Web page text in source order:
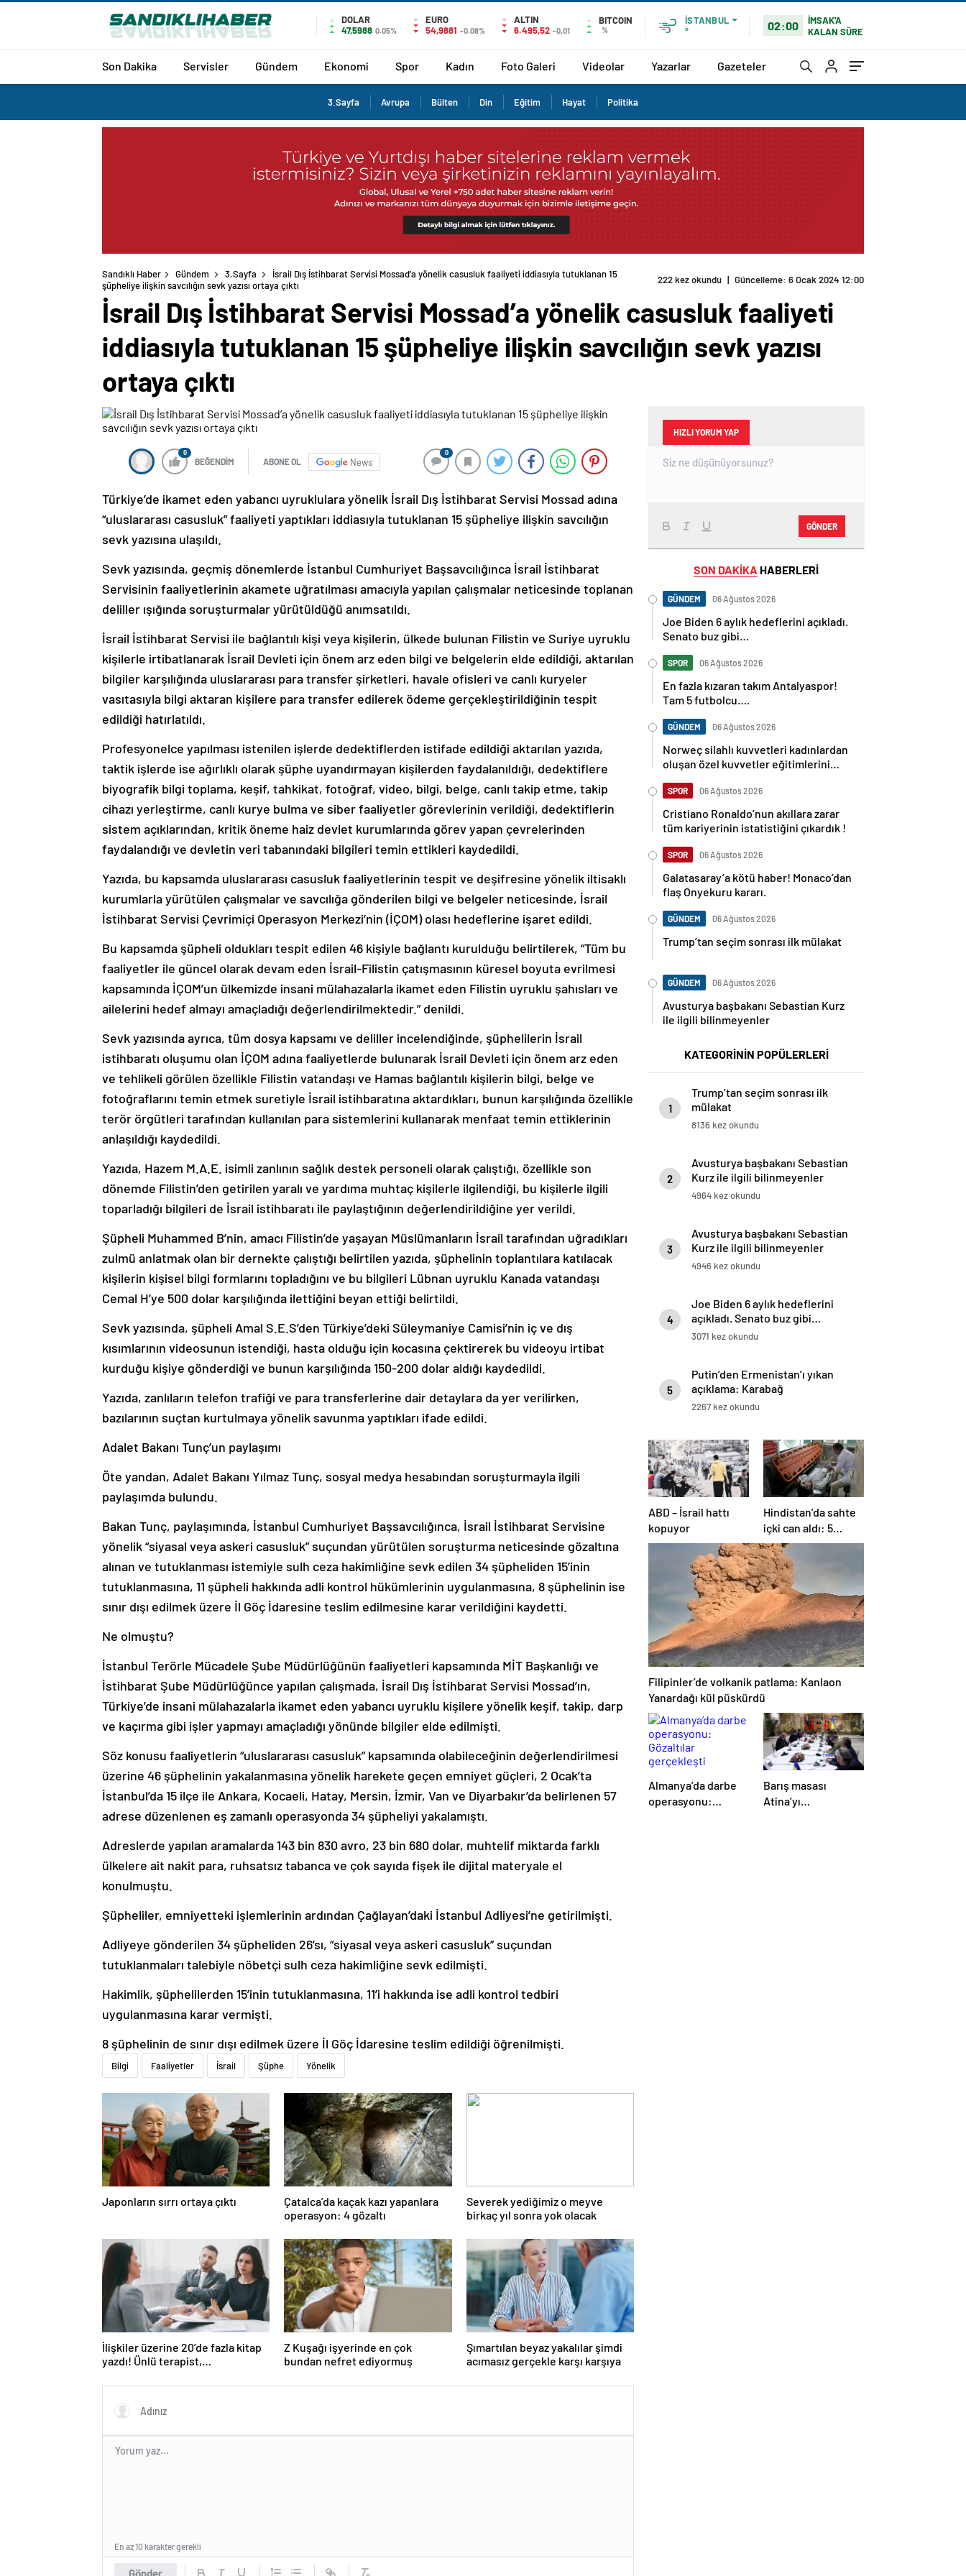
DOLAR
47,5988 0.05%
EURO
54,9881 -0.08%
ALTIN
6.495,52 -0,01
BITCOIN
%
İSTANBUL
°
02:00
İMSAK'A
KALAN SÜRE
Son Dakika Servisler Gündem Ekonomi Spor Kadın Foto Galeri Videolar Yazarlar Gazeteler
3.Sayfa Avrupa Bülten Din Eğitim Hayat Politika
Sandıklı Haber Gündem 3.Sayfa
İsrail Dış İstihbarat Servisi Mossad’a yönelik casusluk faaliyeti iddiasıyla tutuklanan 15
şüpheliye ilişkin savcılığın sevk yazısı ortaya çıktı
222 kez okundu | Güncelleme: 6 Ocak 2024 12:00
İsrail Dış İstihbarat Servisi Mossad’a yönelik casusluk faaliyeti
iddiasıyla tutuklanan 15 şüpheliye ilişkin savcılığın sevk yazısı
ortaya çıktı
0
BEĞENDİM ABONE OL News
0
Türkiye’de ikamet eden yabancı uyruklulara yönelik İsrail Dış İstihbarat Servisi Mossad adına
“uluslararası casusluk” faaliyeti yaptıkları iddiasıyla tutuklanan 15 şüpheliye ilişkin savcılığın
sevk yazısına ulaşıldı.
Sevk yazısında, geçmiş dönemlerde İstanbul Cumhuriyet Başsavcılığınca İsrail İstihbarat
Servisinin faaliyetlerinin akamete uğratılması amacıyla yapılan çalışmalar neticesinde toplanan
deliller ışığında soruşturmalar yürütüldüğü anımsatıldı.
İsrail İstihbarat Servisi ile bağlantılı kişi veya kişilerin, ülkede bulunan Filistin ve Suriye uyruklu
kişilerle irtibatlanarak İsrail Devleti için önem arz eden bilgi ve belgelerin elde edildiği, aktarılan
bilgiler karşılığında uluslararası para transfer şirketleri, havale ofisleri ve canlı kuryeler
vasıtasıyla bilgi aktaran kişilere para transfer edilerek ödeme gerçekleştirildiğinin tespit
edildiği hatırlatıldı.
Profesyonelce yapılması istenilen işlerde dedektiflerden istifade edildiği aktarılan yazıda,
taktik işlerde ise ağırlıklı olarak şüphe uyandırmayan kişilerden faydalanıldığı, dedektiflere
biyografik bilgi toplama, keşif, tahkikat, fotoğraf, video, bilgi, belge, canlı takip etme, takip
cihazı yerleştirme, canlı kurye bulma ve siber faaliyetler görevlerinin verildiği, dedektiflerin
sistem açıklarından, kritik öneme haiz devlet kurumlarında görev yapan çevrelerinden
faydalandığı ve devletin veri tabanındaki bilgileri temin ettikleri kaydedildi.
Yazıda, bu kapsamda uluslararası casusluk faaliyetlerinin tespit ve deşifresine yönelik iltisaklı
kurumlarla yürütülen çalışmalar ve savcılığa gönderilen bilgi ve belgeler neticesinde, İsrail
İstihbarat Servisi Çevrimiçi Operasyon Merkezi’nin (İÇOM) olası hedeflerine işaret edildi.
Bu kapsamda şüpheli oldukları tespit edilen 46 kişiyle bağlantı kurulduğu belirtilerek, “Tüm bu
faaliyetler ile güncel olarak devam eden İsrail-Filistin çatışmasının küresel boyuta evrilmesi
kapsamında İÇOM’un ülkemizde insani mülahazalarla ikamet eden Filistin uyruklu şahısları ve
ailelerini hedef almayı amaçladığı değerlendirilmektedir.” denildi.
Sevk yazısında ayrıca, tüm dosya kapsamı ve deliller incelendiğinde, şüphelilerin İsrail
istihbaratı oluşumu olan İÇOM adına faaliyetlerde bulunarak İsrail Devleti için önem arz eden
ve tehlikeli görülen özellikle Filistin vatandaşı ve Hamas bağlantılı kişilerin bilgi, belge ve
fotoğraflarını temin etmek suretiyle İsrail istihbaratına aktardıkları, bunun karşılığında özellikle
terör örgütleri tarafından kullanılan para sistemlerini kullanarak menfaat temin ettiklerinin
anlaşıldığı kaydedildi.
Yazıda, Hazem M.A.E. isimli zanlının sağlık destek personeli olarak çalıştığı, özellikle son
dönemde Filistin’den getirilen yaralı ve yardıma muhtaç kişilerle ilgilendiği, bu kişilerle ilgili
toparladığı bilgileri de İsrail istihbaratı ile paylaştığının değerlendirildiğine yer verildi.
Şüpheli Muhammed B’nin, amacı Filistin’de yaşayan Müslümanların İsrail tarafından uğradıkları
zulmü anlatmak olan bir dernekte çalıştığı belirtilen yazıda, şüphelinin toplantılara katılacak
kişilerin kişisel bilgi formlarını topladığını ve bu bilgileri Lübnan uyruklu Kanada vatandaşı
Cemal H’ye 500 dolar karşılığında ilettiğini beyan ettiği belirtildi.
Sevk yazısında, şüpheli Amal S.E.S’den Türkiye’deki Süleymaniye Camisi’nin iç ve dış
kısımlarının videosunun istendiği, hasta olduğu için kocasına çektirerek bu videoyu irtibat
kurduğu kişiye gönderdiği ve bunun karşılığında 150-200 dolar aldığı kaydedildi.
Yazıda, zanlıların telefon trafiği ve para transferlerine dair detaylara da yer verilirken,
bazılarının suçtan kurtulmaya yönelik savunma yaptıkları ifade edildi.
Adalet Bakanı Tunç’un paylaşımı
Öte yandan, Adalet Bakanı Yılmaz Tunç, sosyal medya hesabından soruşturmayla ilgili
paylaşımda bulundu.
Bakan Tunç, paylaşımında, İstanbul Cumhuriyet Başsavcılığınca, İsrail İstihbarat Servisine
yönelik “siyasal veya askeri casusluk” suçundan yürütülen soruşturma neticesinde gözaltına
alınan ve tutuklanması istemiyle sulh ceza hakimliğine sevk edilen 34 şüpheliden 15’inin
tutuklanmasına, 11 şüpheli hakkında adli kontrol hükümlerinin uygulanmasına, 8 şüphelinin ise
sınır dışı edilmek üzere İl Göç İdaresine teslim edilmesine karar verildiğini kaydetti.
Ne olmuştu?
İstanbul Terörle Mücadele Şube Müdürlüğünün faaliyetleri kapsamında MİT Başkanlığı ve
İstihbarat Şube Müdürlüğünce yapılan çalışmada, İsrail Dış İstihbarat Servisi Mossad’ın,
Türkiye’de insani mülahazalarla ikamet eden yabancı uyruklu kişilere yönelik keşif, takip, darp
ve kaçırma gibi işler yapmayı amaçladığı yönünde bilgiler elde edilmişti.
Söz konusu faaliyetlerin “uluslararası casusluk” kapsamında olabileceğinin değerlendirilmesi
üzerine 46 şüphelinin yakalanmasına yönelik harekete geçen emniyet güçleri, 2 Ocak’ta
İstanbul’da 15 ilçe ile Ankara, Kocaeli, Hatay, Mersin, İzmir, Van ve Diyarbakır’da belirlenen 57
adrese düzenlenen eş zamanlı operasyonda 34 şüpheliyi yakalamıştı.
Adreslerde yapılan aramalarda 143 bin 830 avro, 23 bin 680 dolar, muhtelif miktarda farklı
ülkelere ait nakit para, ruhsatsız tabanca ve çok sayıda fişek ile dijital materyale el
konulmuştu.
Şüpheliler, emniyetteki işlemlerinin ardından Çağlayan’daki İstanbul Adliyesi’ne getirilmişti.
Adliyeye gönderilen 34 şüpheliden 26’sı, “siyasal veya askeri casusluk” suçundan
tutuklanmaları talebiyle nöbetçi sulh ceza hakimliğine sevk edilmişti.
Hakimlik, şüphelilerden 15’inin tutuklanmasına, 11’i hakkında ise adli kontrol tedbiri
uygulanmasına karar vermişti.
8 şüphelinin de sınır dışı edilmek üzere İl Göç İdaresine teslim edildiği öğrenilmişti.
Bilgi Faaliyetler İsrail Şüphe Yönelik
Japonların sırrı ortaya çıktı
Çatalca’da kaçak kazı yapanlara
operasyon: 4 gözaltı
Severek yediğimiz o meyve
birkaç yıl sonra yok olacak
İlişkiler üzerine 20’de fazla kitap
yazdı! Ünlü terapist,
açıklıyor
Z Kuşağı işyerinde en çok
bundan nefret ediyormuş
Şımartılan beyaz yakalılar şimdi
acımasız gerçekle karşı karşıya
Gönder
En az 10 karakter gerekli
HIZLI YORUM YAP
GÖNDER
SON DAKİKA HABERLERİ
GÜNDEM 06 Ağustos 2026
Joe Biden 6 aylık hedeflerini açıkladı.
Senato buz gibi…
SPOR 06 Ağustos 2026
En fazla kızaran takım Antalyaspor!
Tam 5 futbolcu….
GÜNDEM 06 Ağustos 2026
Norweç silahlı kuvvetleri kadınlardan
oluşan özel kuvvetler eğitimlerini
SPOR 06 Ağustos 2026
Cristiano Ronaldo’nun akıllara zarar
tüm kariyerinin istatistiğini çıkardık !
SPOR 06 Ağustos 2026
Galatasaray’a kötü haber! Monaco’dan
flaş Onyekuru kararı.
GÜNDEM 06 Ağustos 2026
Trump’tan seçim sonrası ilk mülakat
GÜNDEM 06 Ağustos 2026
Avusturya başbakanı Sebastian Kurz
ile ilgili bilinmeyenler
KATEGORİNİN POPÜLERLERİ
1
Trump’tan seçim sonrası ilk
mülakat
8136 kez okundu
2
Avusturya başbakanı Sebastian
Kurz ile ilgili bilinmeyenler
4964 kez okundu
3
Avusturya başbakanı Sebastian
Kurz ile ilgili bilinmeyenler
4946 kez okundu
4
Joe Biden 6 aylık hedeflerini
açıkladı. Senato buz gibi…
3071 kez okundu
5
Putin’den Ermenistan’ı yıkan
açıklama: Karabağ
Azerbaycan’ın ayrılmaz bir
2267 kez okundu
ABD – İsrail hattı
kopuyor
Hindistan’da sahte
içki can aldı: 5
köyde alarm verildi
Filipinler’de volkanik patlama: Kanlaon
Yanardağı kül püskürdü
Almanya’da darbe
operasyonu:
Barış masası
Atina’yı